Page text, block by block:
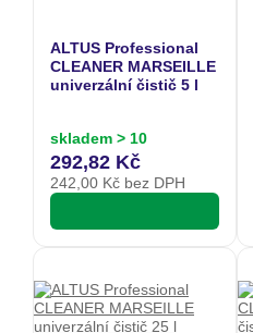
ALTUS Professional
CLEANER MARSEILLE
univerzální čistič 5 l
skladem > 10
292,82 Kč
242,00 Kč bez DPH